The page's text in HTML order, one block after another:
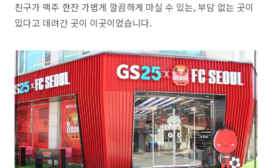
친구가 맥주 한잔 가볍게 깔끔하게 마실 수 있는, 부담 없는 곳이
있다고 데려간 곳이 이곳이었습니다.